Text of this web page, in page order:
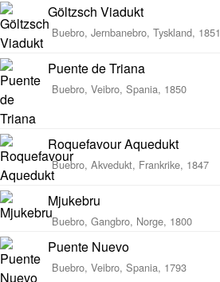
Göltzsch Viadukt
Buebro, Jernbanebro, Tyskland, 1851
Puente de Triana
Buebro, Veibro, Spania, 1850
Roquefavour Aquedukt
Buebro, Akvedukt, Frankrike, 1847
Mjukebru
Buebro, Gangbro, Norge, 1800
Puente Nuevo
Buebro, Veibro, Spania, 1793